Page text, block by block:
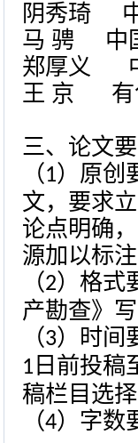
阴秀琦
马 骋
中
郑厚义
王 京
三、论文
（1）原创
文，要求
论点明确
源加以标
（2）格式
产勘查》
（3） 时间
1 日前投稿
稿栏目选
（4）字数